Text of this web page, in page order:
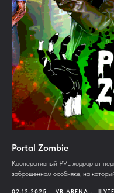
Portal Zombie
Кооперативный PVE хоррор от
заброшенном особняке, на
02.12.2025 VR ARENA